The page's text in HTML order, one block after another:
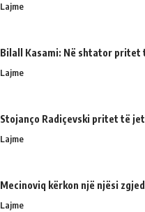
Lajme
Bilall Kasami: Në shtator
Lajme
Stojanço Radiçevski pritet të
Lajme
Mecinoviq kërkon një njësi
Lajme